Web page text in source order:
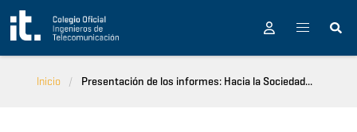
Pasar al contenido principal
Inicio Presentación de los informes: Hacia la Sociedad...